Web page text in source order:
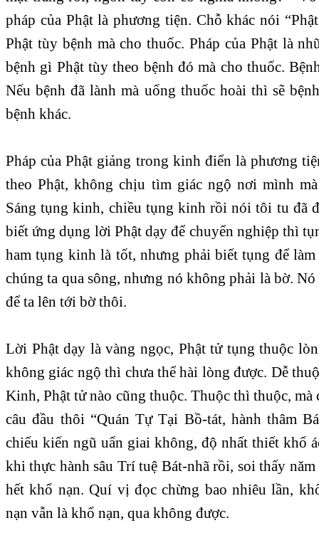
pháp của Phật là phương tiện. Chỗ khác nói
Phật tùy bệnh mà cho thuốc. Pháp của Phật là
bệnh gì Phật tùy theo bệnh đó mà cho thuốc.
Nếu bệnh đã lành mà uống thuốc hoài thì sẽ
bệnh khác.
Pháp của Phật giảng trong kinh điển là phương
theo Phật, không chịu tìm giác ngộ nơi mình
Sáng tụng kinh, chiều tụng kinh rồi nói tôi tu đã
biết ứng dụng lời Phật dạy để chuyển nghiệp thì
ham tụng kinh là tốt, nhưng phải biết tụng để
chúng ta qua sông, nhưng nó không phải là bờ.
để ta lên tới bờ thôi.
Lời Phật dạy là vàng ngọc, Phật tử tụng thuộc
không giác ngộ thì chưa thể hài lòng được. Dễ
Kinh, Phật tử nào cũng thuộc. Thuộc thì thuộc,
câu đầu thôi “Quán Tự Tại Bồ-tát, hành thâm
chiếu kiến ngũ uẩn giai không, độ nhất thiết khổ
khi thực hành sâu Trí tuệ Bát-nhã rồi, soi thấy
hết khổ nạn. Quí vị đọc chừng bao nhiêu lần,
nạn vẫn là khổ nạn, qua không được.